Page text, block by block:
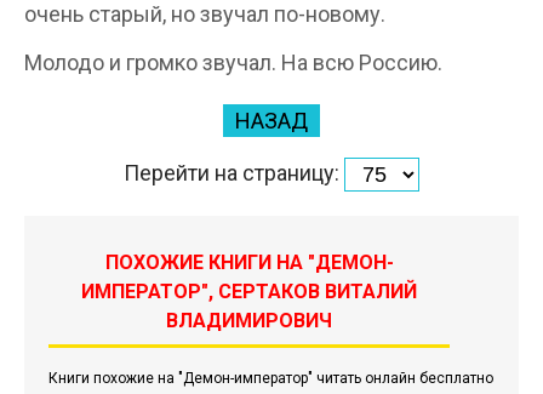
очень старый, но звучал по-новому.
Молодо и громко звучал. На всю Россию.
НАЗАД
Перейти на страницу:
ПОХОЖИЕ КНИГИ НА "ДЕМОН-
ИМПЕРАТОР", СЕРТАКОВ ВИТАЛИЙ
ВЛАДИМИРОВИЧ
Книги похожие на "Демон-император" читать онлайн бесплатно